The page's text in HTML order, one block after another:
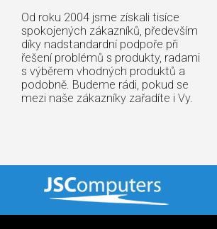
Od roku 2004 jsme získali tisíce
spokojených zákazníků, především
díky nadstandardní podpoře při
řešení problémů s produkty, radami
s výběrem vhodných produktů a
podobně. Budeme rádi, pokud se
mezi naše zákazníky zařadíte i Vy.